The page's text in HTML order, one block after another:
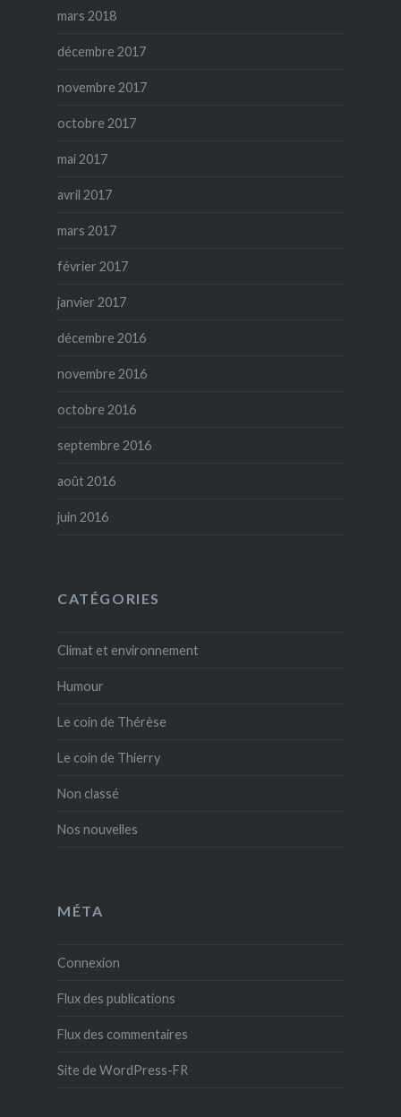
mars 2018
décembre 2017
novembre 2017
octobre 2017
mai 2017
avril 2017
mars 2017
février 2017
janvier 2017
décembre 2016
novembre 2016
octobre 2016
septembre 2016
août 2016
juin 2016
CATÉGORIES
Climat et environnement
Humour
Le coin de Thérèse
Le coin de Thierry
Non classé
Nos nouvelles
MÉTA
Connexion
Flux des publications
Flux des commentaires
Site de WordPress-FR